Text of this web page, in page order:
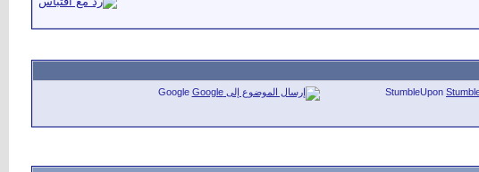
StumbleUpon
Google